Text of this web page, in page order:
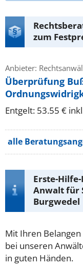
zum
Anbieter:
Überprüfung
Entgelt: 53.55 €
alle
Erste-
Anwalt für
Burgwedel
Mit Ihren Belangen
bei unseren
in guten Händen.